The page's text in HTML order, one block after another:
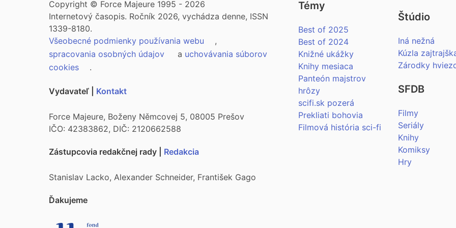
Copyright © Force Majeure 1995 - 2026
Internetový časopis. Ročník 2026, vychádza denne, ISSN
1339-8180.
Všeobecné podmienky používania webu
,
spracovania osobných údajov
a uchovávania súborov
cookies
.
Vydavateľ | Kontakt
Force Majeure, Boženy Němcovej 5, 08005 Prešov
IČO: 42383862, DIČ: 2120662588
Zástupcovia redakčnej rady | Redakcia
Stanislav Lacko, Alexander Schneider, František Gago
Ďakujeme
Témy
Best of 2025
Best of 2024
Knižné ukážky
Knihy mesiaca
Panteón majstrov
hrôzy
scifi.sk pozerá
Prekliati bohovia
Filmová história sci-fi
Štúdio
Iná nežná
Kúzla
Zárodky
SFDB
Filmy
Seriály
Knihy
Komiksy
Hry